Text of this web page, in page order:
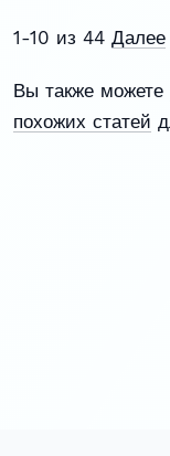
1-10 из 44 Далее
Вы также можете
похожих статей